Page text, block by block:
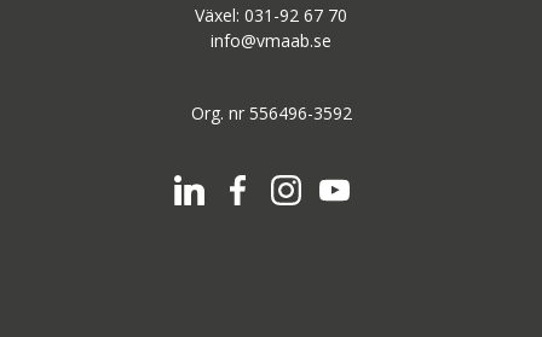
Växel: 031-92 67 70
info@vmaab.se
Org. nr 556496-3592